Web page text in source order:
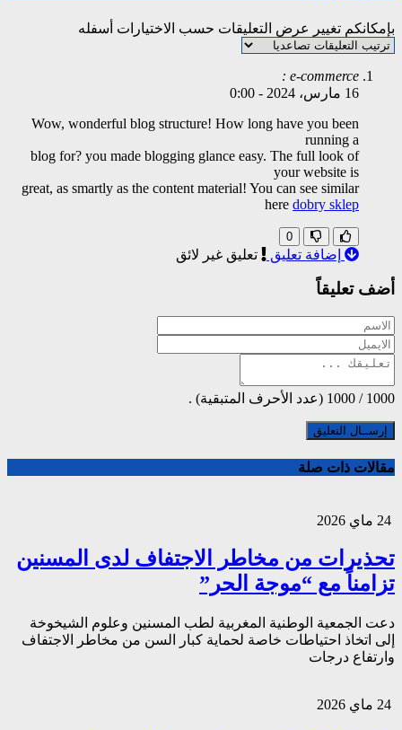
بإمكانكم تغيير عرض التعليقات حسب الاختيارات أسفله
e-commerce :
16 مارس، 2024
-
0:00
Wow, wonderful blog structure! How long have you been
running a
blog for? you made blogging glance easy. The full look of
your website is
great, as smartly as the content material! You can see similar
here dobry sklep
0
إضافة تعليق تعليق غير لائق
أضف تعليقاً
1000
/
1000 (عدد الأحرف المتبقية) .
مقالات ذات صلة
تحذيرات من مخاطر الاجتفاف لدى المسنين
تزامناً مع “موجة الحر”
دعت الجمعية الوطنية المغربية لطب المسنين وعلوم الشيخوخة
إلى اتخاذ احتياطات خاصة لحماية كبار السن من مخاطر الاجتفاف
وارتفاع درجات